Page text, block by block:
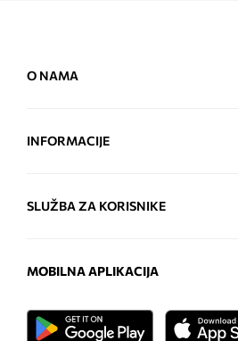
O NAMA
INFORMACIJE
SLUŽBA ZA KORISNIKE
MOBILNA APLIKACIJA